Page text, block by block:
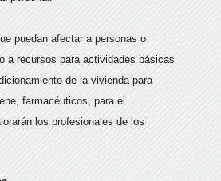
puedan afectar a personas o
a recursos para actividades básicas
de la vivienda para
farmacéuticos, para el
los profesionales de los